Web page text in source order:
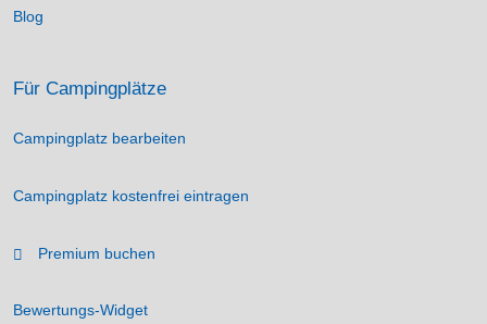
Blog
Für Campingplätze
Campingplatz bearbeiten
Campingplatz kostenfrei eintragen
Premium buchen
Bewertungs-Widget